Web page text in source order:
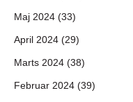
Maj 2024 (33)
April 2024 (29)
Marts 2024 (38)
Februar 2024 (39)